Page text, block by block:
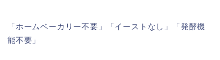
「ホームベーカリー不要」「イーストなし」「発酵機
能不要」